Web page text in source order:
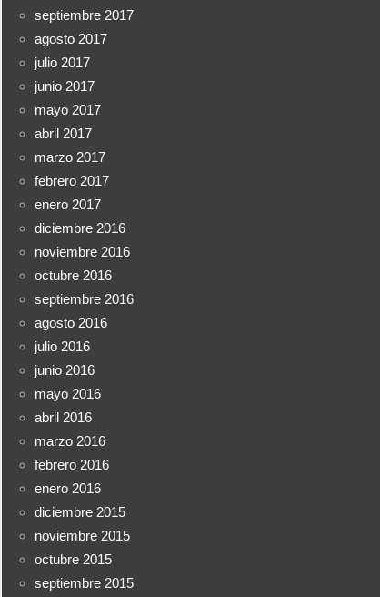
septiembre 2017
agosto 2017
julio 2017
junio 2017
mayo 2017
abril 2017
marzo 2017
febrero 2017
enero 2017
diciembre 2016
noviembre 2016
octubre 2016
septiembre 2016
agosto 2016
julio 2016
junio 2016
mayo 2016
abril 2016
marzo 2016
febrero 2016
enero 2016
diciembre 2015
noviembre 2015
octubre 2015
septiembre 2015